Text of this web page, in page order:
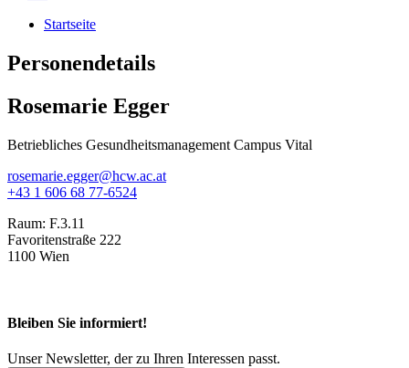
Startseite
Personendetails
Rosemarie Egger
Betriebliches Gesundheitsmanagement Campus Vital
rosemarie.egger@hcw.ac.at
+43 1 606 68 77-6524
Raum: F.3.11
Favoritenstraße 222
1100 Wien
Bleiben Sie informiert!
Unser Newsletter, der zu Ihren Interessen passt.